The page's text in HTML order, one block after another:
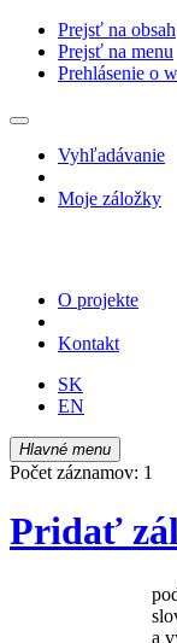
Prejsť na obsah
Prejsť na menu
Prehlásenie o
Vyhľadávanie
Moje záložky
O projekte
Kontakt
SK
EN
Hlavné menu
Počet záznamov: 1
Pridať
a